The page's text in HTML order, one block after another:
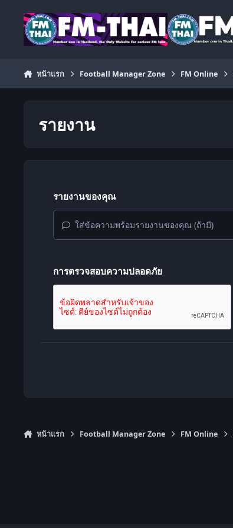
หน้าแรก Football Manager Zone FM Online
รายงาน
รายงานของคุณ
ใส่ข้อความพร้อมรายงานของคุณ (ถ้ามี)
การตรวจสอบความปลอดภัย
หน้าแรก Football Manager Zone FM Online